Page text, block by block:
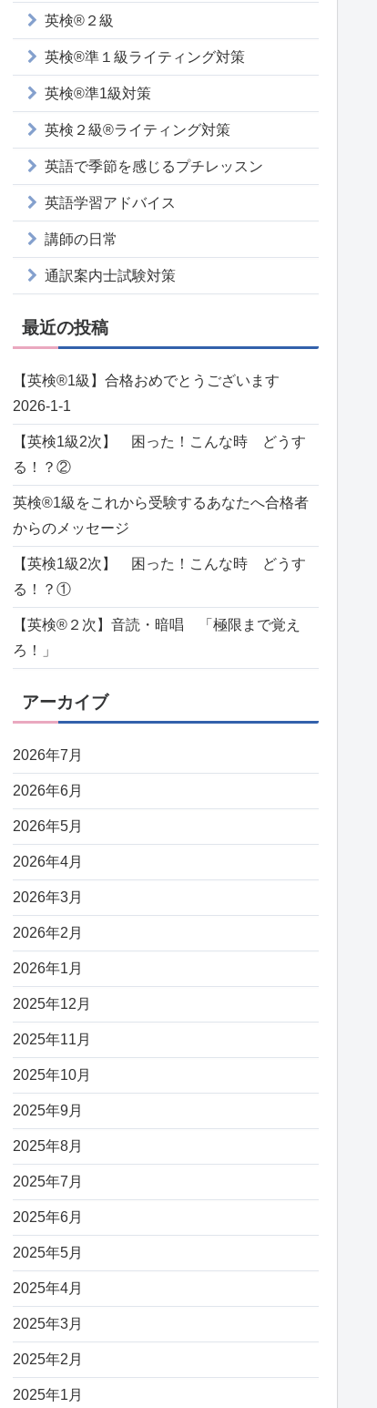
英検®２級
英検®準１級ライティング対策
英検®準1級対策
英検２級®ライティング対策
英語で季節を感じるプチレッスン
英語学習アドバイス
講師の日常
通訳案内士試験対策
最近の投稿
【英検®️1級】合格おめでとうございます
2026-1-1
【英検1級2次】 困った！こんな時 どうす
る！？②
英検®️1級をこれから受験するあなたへ合格者
からのメッセージ
【英検1級2次】 困った！こんな時 どうす
る！？①
【英検®️２次】音読・暗唱 「極限まで覚え
ろ！」
アーカイブ
2026年7月
2026年6月
2026年5月
2026年4月
2026年3月
2026年2月
2026年1月
2025年12月
2025年11月
2025年10月
2025年9月
2025年8月
2025年7月
2025年6月
2025年5月
2025年4月
2025年3月
2025年2月
2025年1月